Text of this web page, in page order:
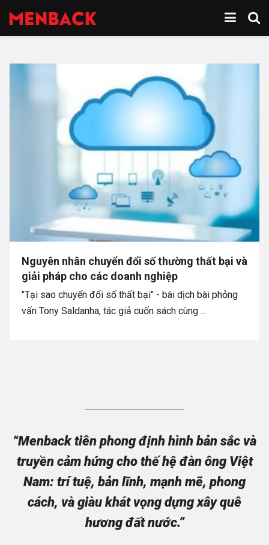
Nguyên nhân chuyển đổi số thường thất bại và
giải pháp cho các doanh nghiệp
"Tại sao chuyển đổi số thất bại" - bài dịch bài phỏng
vấn Tony Saldanha, tác giả cuốn sách cùng ...
“Menback tiên phong định hình bản sắc và
truyền cảm hứng cho thế hệ đàn ông Việt
Nam: trí tuệ, bản lĩnh, mạnh mẽ, phong
cách, và giàu khát vọng dựng xây quê
hương đất nước.”